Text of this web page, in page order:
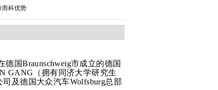
而科优势
国Braunschweig市成立的德国
GANG（拥有同济大学研究生
及德国大众汽车Wolfsburg总部